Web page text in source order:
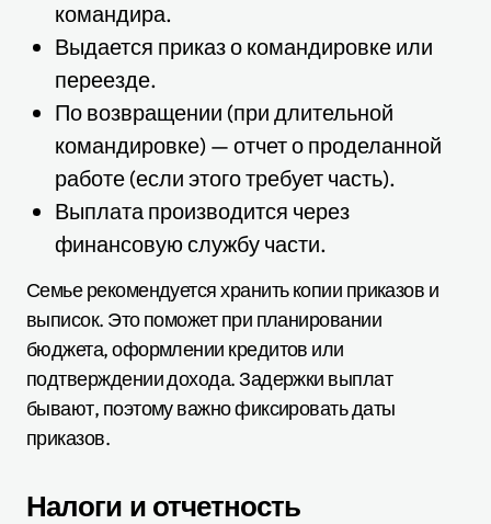
командира.
Выдается приказ о командировке или
переезде.
По возвращении (при длительной
командировке) — отчет о проделанной
работе (если этого требует часть).
Выплата производится через
финансовую службу части.
Семье рекомендуется хранить копии приказов и
выписок. Это поможет при планировании
бюджета, оформлении кредитов или
подтверждении дохода. Задержки выплат
бывают, поэтому важно фиксировать даты
приказов.
Налоги и отчетность